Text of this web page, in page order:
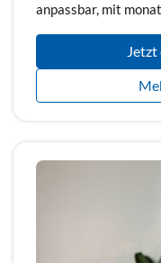
anpassbar, mit
Jetzt